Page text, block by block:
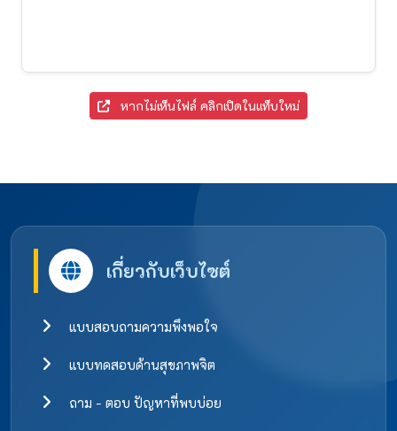
หากไม่เห็นไฟล์ คลิกเปิดในแท็บใหม่
เกี่ยวกับเว็บไซต์
แบบสอบถามความพึงพอใจ
แบบทดสอบด้านสุขภาพจิต
ถาม - ตอบ ปัญหาที่พบบ่อย